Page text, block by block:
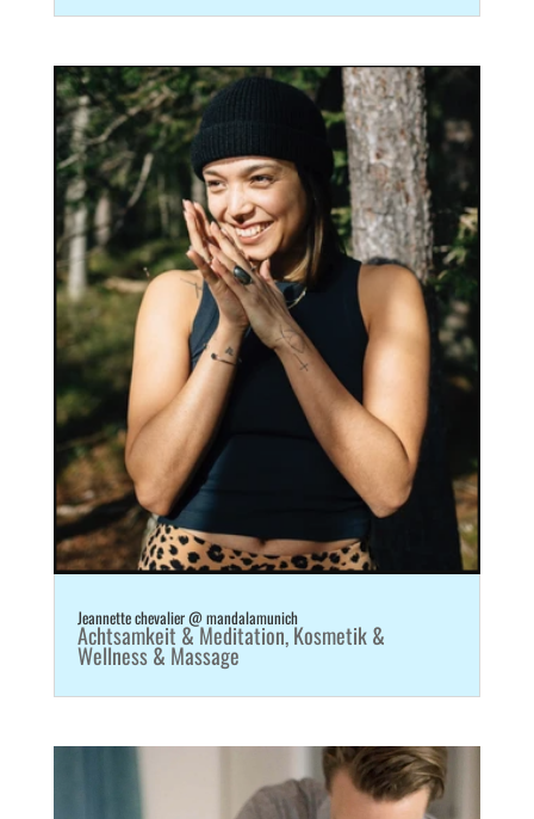
Jeannette chevalier @ mandalamunich
Achtsamkeit & Meditation,Kosmetik &
Wellness & Massage